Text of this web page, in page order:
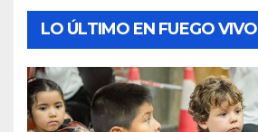
LO ÚLTIMO EN FUEGO VIVO